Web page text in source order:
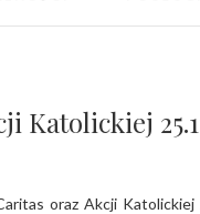
Katolickiej